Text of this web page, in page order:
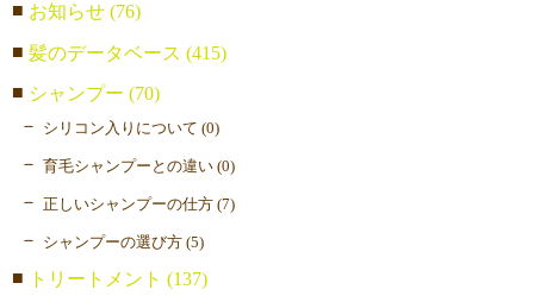
お知らせ (76)
髪のデータベース (415)
シャンプー (70)
シリコン入りについて (0)
育毛シャンプーとの違い (0)
正しいシャンプーの仕方 (7)
シャンプーの選び方 (5)
トリートメント (137)